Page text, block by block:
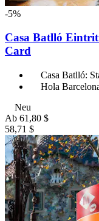
-5%
Casa Batlló
Card
Casa Batlló:
Hola
Neu
Ab 61,80 $
58,71 $